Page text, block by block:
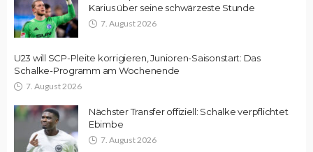
Karius über seine schwärzeste Stunde
7. August 2026
U23 will SCP-Pleite korrigieren, Junioren-Saisonstart: Das
Schalke-Programm am Wochenende
7. August 2026
Nächster Transfer offiziell: Schalke verpflichtet
Ebimbe
7. August 2026